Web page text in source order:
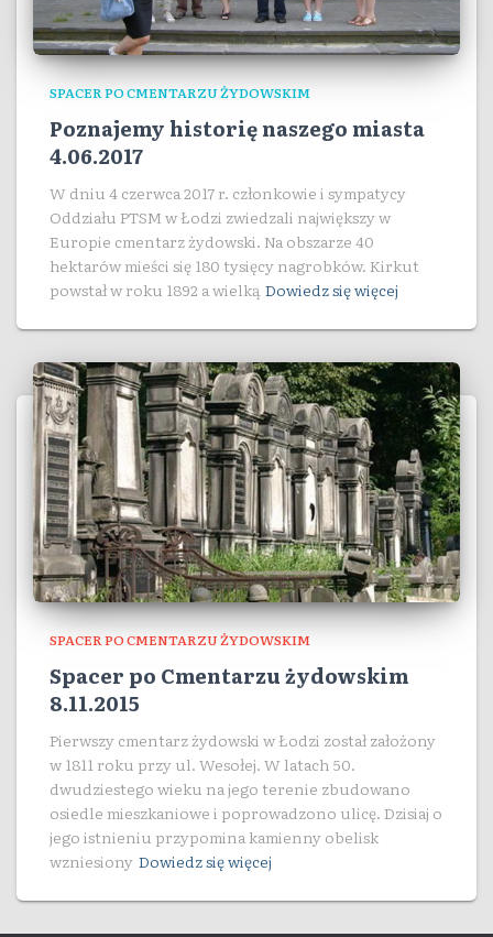
SPACER PO CMENTARZU ŻYDOWSKIM
Poznajemy historię naszego miasta
4.06.2017
W dniu 4 czerwca 2017 r. członkowie i sympatycy
Oddziału PTSM w Łodzi zwiedzali największy w
Europie cmentarz żydowski. Na obszarze 40
hektarów mieści się 180 tysięcy nagrobków. Kirkut
powstał w roku 1892 a wielką Dowiedz się więcej
SPACER PO CMENTARZU ŻYDOWSKIM
Spacer po Cmentarzu żydowskim
8.11.2015
Pierwszy cmentarz żydowski w Łodzi został założony
w 1811 roku przy ul. Wesołej. W latach 50.
dwudziestego wieku na jego terenie zbudowano
osiedle mieszkaniowe i poprowadzono ulicę. Dzisiaj o
jego istnieniu przypomina kamienny obelisk
wzniesiony Dowiedz się więcej